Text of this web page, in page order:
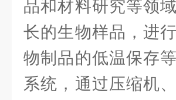
品和材料研究等领
长的生物样品，进
物制品的低温保存
系统，通过压缩机